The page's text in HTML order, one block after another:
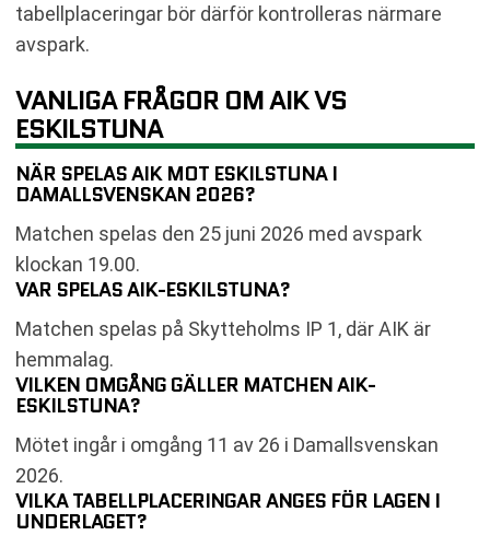
tabellplaceringar bör därför kontrolleras närmare
avspark.
VANLIGA FRÅGOR OM AIK VS
ESKILSTUNA
NÄR SPELAS AIK MOT ESKILSTUNA I
DAMALLSVENSKAN 2026?
Matchen spelas den 25 juni 2026 med avspark
klockan 19.00.
VAR SPELAS AIK-ESKILSTUNA?
Matchen spelas på Skytteholms IP 1, där AIK är
hemmalag.
VILKEN OMGÅNG GÄLLER MATCHEN AIK-
ESKILSTUNA?
Mötet ingår i omgång 11 av 26 i Damallsvenskan
2026.
VILKA TABELLPLACERINGAR ANGES FÖR LAGEN I
UNDERLAGET?